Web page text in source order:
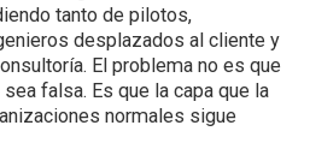
tanto de pilotos,
desplazados al cliente y
El problema no es que
falsa. Es que la capa que la
normales sigue